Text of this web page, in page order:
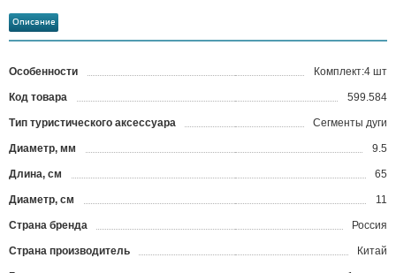
Описание
Особенности Комплект:4 шт
Код товара 599.584
Тип туристического аксессуара Cегменты дуги
Диаметр, мм 9.5
Длина, см 65
Диаметр, см 11
Страна бренда Россия
Страна производитель Китай